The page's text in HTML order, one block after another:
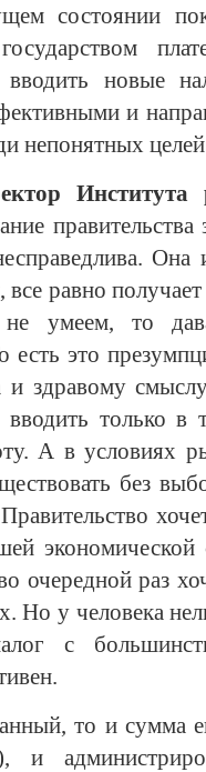
состоянии
новые
и
непонятных
Института
Она
равно
умеем, то
это
и здравому
только
А в условиях
без
очередной раз
Но у человека
с
то и сумма